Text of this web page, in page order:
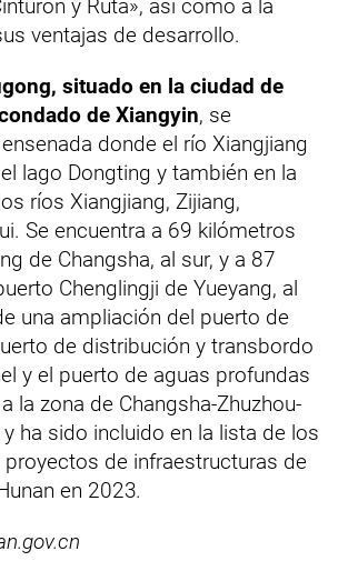
y Ruta», así como a la
ventajas de desarrollo.
situado en la ciudad de
de Xiangyin, se
donde el río Xiangjiang
lago Dongting y también en la
ríos Xiangjiang, Zijiang,
Se encuentra a 69 kilómetros
de Changsha, al sur, y a 87
Chenglingji de Yueyang, al
una ampliación del puerto de
de distribución y transbordo
y el puerto de aguas profundas
la zona de Changsha-Zhuzhou-
y ha sido incluido en la lista de los
de infraestructuras de
en 2023.